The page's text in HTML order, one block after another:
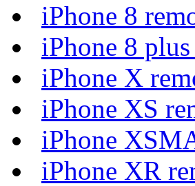
iPhone 8
iPhone 8
iPhone X
iPhone XS
iPhone
iPhone XR